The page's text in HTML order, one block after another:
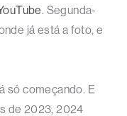
. Segunda-
já está a foto, e
só começando. E
de 2023, 2024